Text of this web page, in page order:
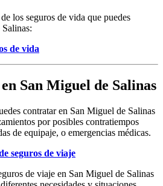
los seguros de vida que puedes
de vida
San Miguel de Salinas
contratar en San Miguel de Salinas
por posibles contratiempos
de equipaje, o emergencias médicas.
seguros de viaje
de viaje en San Miguel de Salinas